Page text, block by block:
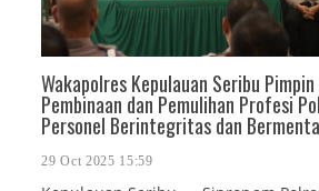
Wakapolres Kepulauan Seribu
Pembinaan dan Pemulihan Profesi
Personel Berintegritas dan
29 Oct 2025 15:59